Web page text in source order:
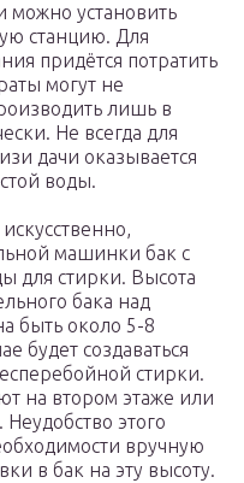
можно установить
станцию. Для
придётся потратить
могут не
лишь в
Не всегда для
дачи оказывается
воды.
машинки бак с
для стирки. Высота
бака над
быть около 5-8
будет создаваться
стирки.
на втором этаже или
этого
вручную
в бак на эту высоту.